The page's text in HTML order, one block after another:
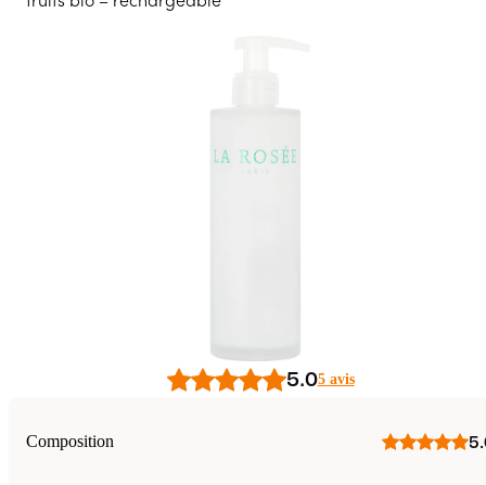
Flacon + nettoyant au top. Hydrate et nettoie
5.05 avis
Composition